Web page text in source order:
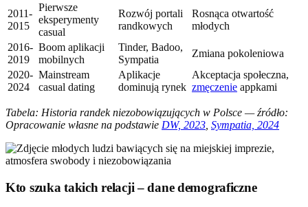
2011-
2015
Pierwsze
eksperymenty
casual
Rozwój portali
randkowych
Rosnąca otwartość
młodych
2016-
2019
Boom aplikacji
mobilnych
Tinder, Badoo,
Sympatia
Zmiana pokoleniowa
2020-
2024
Mainstream
casual dating
Aplikacje
dominują rynek
Akceptacja społeczna,
zmęczenie appkami
Tabela: Historia randek niezobowiązujących w Polsce — źródło:
Opracowanie własne na podstawie DW, 2023 Sympatia, 2024
Kto szuka takich relacji – dane demograficzne